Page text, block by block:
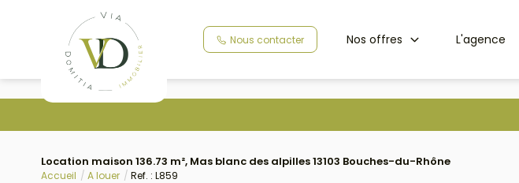
Nous contacter Nos offres L'agence
Location maison 136.73 m², Mas blanc des alpilles 13103 Bouches-du-Rhône
Accueil A louer Ref. : L859